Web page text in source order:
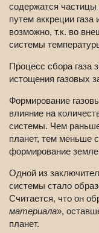
содержатся
путем аккреции газа
возможно, т.к. во
системы
Процесс сбора газа
истощения газовых
Формирование
влияние на
системы. Чем
планет, тем меньше
формирование
Одной из
системы стало
Считается, что он
материала»,
планет.